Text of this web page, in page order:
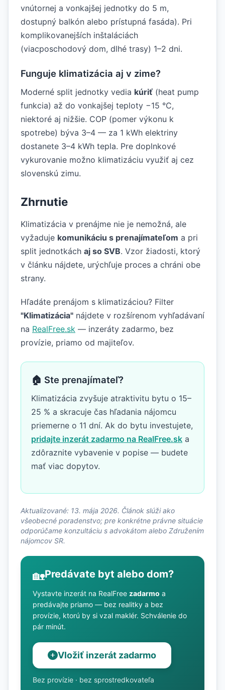
vnútornej a vonkajšej jednotky do 5 m,
dostupný balkón alebo prístupná fasáda). Pri
komplikovanejších inštaláciách
(viacposchodový dom, dlhé trasy) 1–2 dni.
Funguje klimatizácia aj v zime?
Moderné split jednotky vedia kúriť (heat pump
funkcia) až do vonkajšej teploty −15 °C,
niektoré aj nižšie. COP (pomer výkonu k
spotrebe) býva 3–4 — za 1 kWh elektriny
dostanete 3–4 kWh tepla. Pre doplnkové
vykurovanie možno klimatizáciu využiť aj cez
slovenskú zimu.
Zhrnutie
Klimatizácia v prenájme nie je nemožná, ale
vyžaduje komunikáciu s prenajímateľom a pri
split jednotkách aj so SVB. Vzor žiadosti, ktorý
v článku nájdete, urýchľuje proces a chráni obe
strany.
Hľadáte prenájom s klimatizáciou? Filter
"Klimatizácia" nájdete v rozšírenom vyhľadávaní
na RealFree.sk — inzeráty zadarmo, bez
provízie, priamo od majiteľov.
🏠 Ste prenajímateľ?
Klimatizácia zvyšuje atraktivitu bytu o 15–
25 % a skracuje čas hľadania nájomcu
priemerne o 11 dní. Ak do bytu investujete,
pridajte inzerát zadarmo na RealFree.sk a
zdôraznite vybavenie v popise — budete
mať viac dopytov.
Aktualizované: 13. mája 2026. Článok slúži ako
všeobecné poradenstvo; pre konkrétne právne situácie
odporúčame konzultáciu s advokátom alebo Združením
nájomcov SR.
🏡Predávate byt alebo dom?
Vystavte inzerát na RealFree zadarmo a
predávajte priamo — bez realitky a bez
provízie, ktorú by si vzal maklér. Schválenie do
pár minút.
Vložiť inzerát zadarmo
Bez provízie · bez sprostredkovateľa